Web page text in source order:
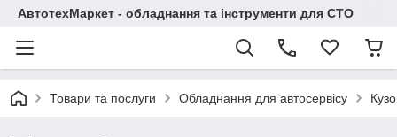
АвтотехМаркет - обладнання та інструменти для СТО
Товари та послуги Обладнання для автосервісу